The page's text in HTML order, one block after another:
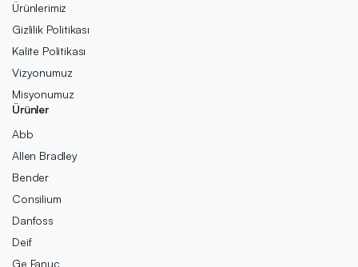
Ürünlerimiz
Gizlilik Politikası
Kalite Politikası
Vizyonumuz
Misyonumuz
Ürünler
Abb
Allen Bradley
Bender
Consilium
Danfoss
Deif
Ge Fanuc